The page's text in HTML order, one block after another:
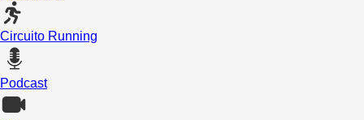
Circuito Running
Podcast